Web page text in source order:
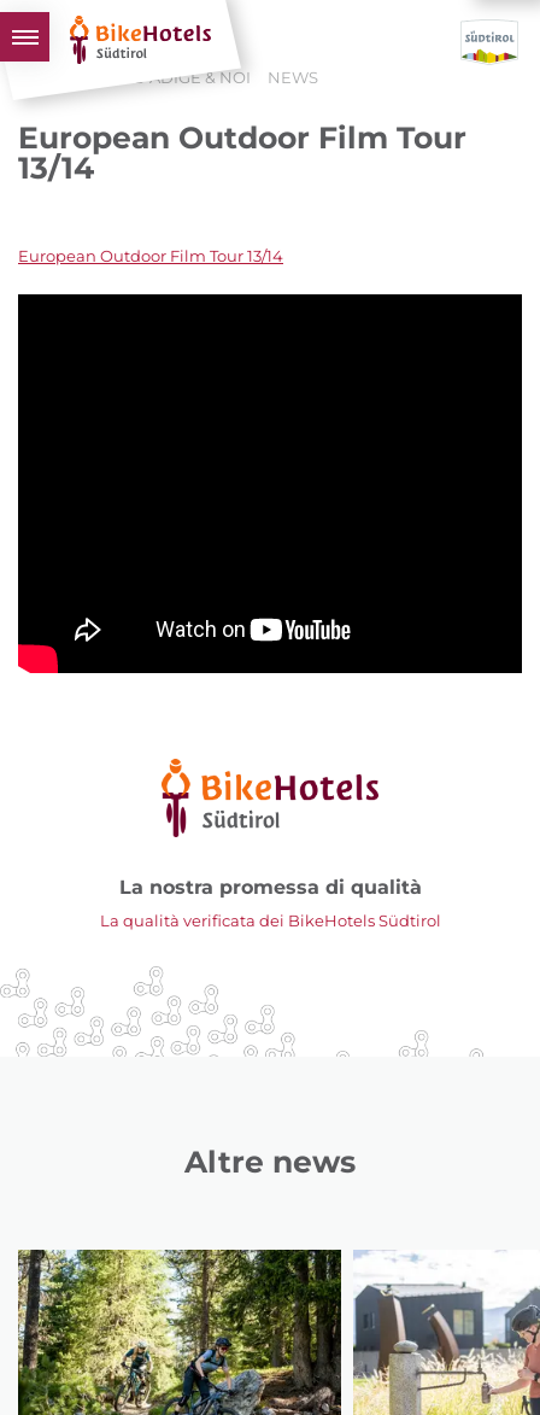
HOTELS & PACCHETTI
L'ALTO ADIGE & NOI NEWS
European Outdoor Film Tour
13/14
European Outdoor Film Tour 13/14
La nostra promessa di qualità
La qualità verificata dei BikeHotels Südtirol
Altre news